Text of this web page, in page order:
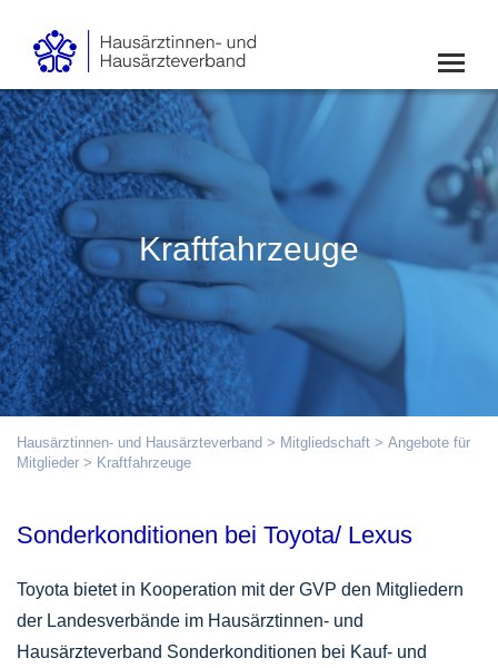
Kraftfahrzeuge
Hausärztinnen- und Hausärzteverband > Mitgliedschaft > Angebote für
Mitglieder > Kraftfahrzeuge
Sonderkonditionen bei Toyota/ Lexus
Toyota bietet in Kooperation mit der GVP den Mitgliedern
der Landesverbände im Hausärztinnen- und
Hausärzteverband Sonderkonditionen bei Kauf- und